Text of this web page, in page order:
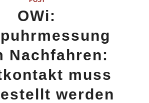
OWi:
Nachfahren:
muss
werden